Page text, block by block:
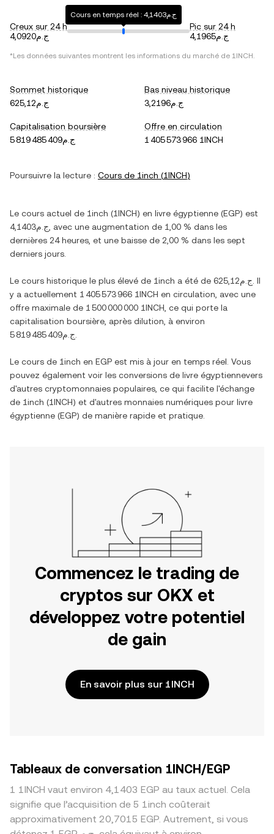
Creux sur 24 h
ج.م4,0920
Cours en temps réel : ج.م4,1403
Pic sur 24 h
ج.م4,1965
*Les données suivantes montrent les informations du marché de 1INCH.
Sommet historique
ج.م625,12
Bas niveau historique
ج.م3,2196
Capitalisation boursière
ج.م5 819 485 409
Offre en circulation
1 405 573 966 1INCH
Poursuivre la lecture : Cours de 1inch (1INCH)
Le cours actuel de 1inch (1INCH) en livre égyptienne (EGP) est
ج.م4,1403 , avec une augmentation de 1,00 % dans les
dernières 24 heures, et une baisse de 2,00 % dans les sept
derniers jours.
Le cours historique le plus élevé de 1inch a été de ج.م625,12 . Il
y a actuellement 1 405 573 966 1INCH en circulation, avec une
offre maximale de 1 500 000 000 1INCH , ce qui porte la
capitalisation boursière, après dilution, à environ
ج.م5 819 485 409
Le cours de 1inch en EGP est mis à jour en temps réel. Vous
pouvez également voir les conversions de livre égyptiennevers
d'autres cryptomonnaies populaires, ce qui facilite l'échange
de 1inch (1INCH) et d'autres monnaies numériques pour livre
égyptienne (EGP) de manière rapide et pratique.
Commencez le trading de
cryptos sur OKX et
développez votre potentiel
de gain
En savoir plus sur 1INCH
Tableaux de conversation 1INCH/EGP
1 1INCH vaut environ 4,1403 EGP au taux actuel. Cela
signifie que l’acquisition de 5 1inch coûterait
approximativement 20,7015 EGP. Autrement, si vous